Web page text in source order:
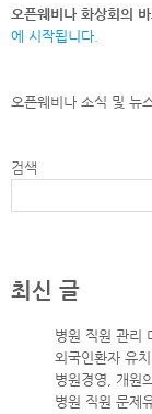
오픈웨비나 화상회의
에 시작됩니다.
오픈웨비나 소식 및 뉴
검색
최신 글
병원 직원 관리
외국인환자 유
병원경영, 개원
병원 직원 문제